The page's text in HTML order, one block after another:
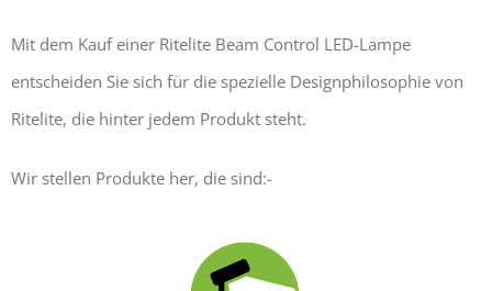
Mit dem Kauf einer Ritelite Beam Control LED-Lampe
entscheiden Sie sich für die spezielle Designphilosophie von
Ritelite, die hinter jedem Produkt steht.
Wir stellen Produkte her, die sind:-